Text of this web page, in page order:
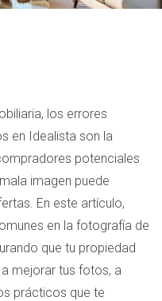
los errores
en Idealista son la
potenciales
imagen puede
En este artículo,
en la fotografía de
que tu propiedad
mejorar tus fotos, a
prácticos que te